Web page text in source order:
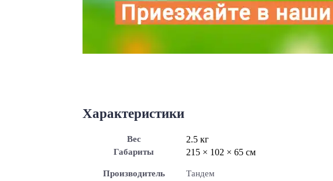
Характеристики
Вес 2.5 кг
Габариты 215 × 102 × 65 см
Производитель Тандем